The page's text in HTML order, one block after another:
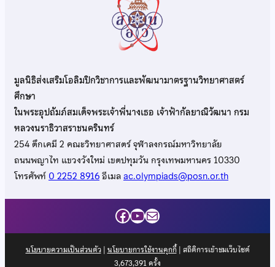
มูลนิธิส่งเสริมโอลิมปิกวิชาการและพัฒนามาตรฐานวิทยาศาสตร์
ศึกษา
ในพระอุปถัมภ์สมเด็จพระเจ้าพี่นางเธอ เจ้าฟ้ากัลยาณิวัฒนา กรม
หลวงนราธิวาสราชนครินทร์
254 ตึกเคมี 2 คณะวิทยาศาสตร์ จุฬาลงกรณ์มหาวิทยาลัย
ถนนพญาไท แขวงวังใหม่ เขตปทุมวัน กรุงเทพมหานคร 10330
โทรศัพท์0 2252 8916อีเมลac.olympiads@posn.or.th
Facebook
YouTube
Mail
นโยบายความเป็นส่วนตัว| นโยบายการใช้งานคุกกี้| สถิติการเข้าชมเว็บไซต์
3,673,391ครั้ง